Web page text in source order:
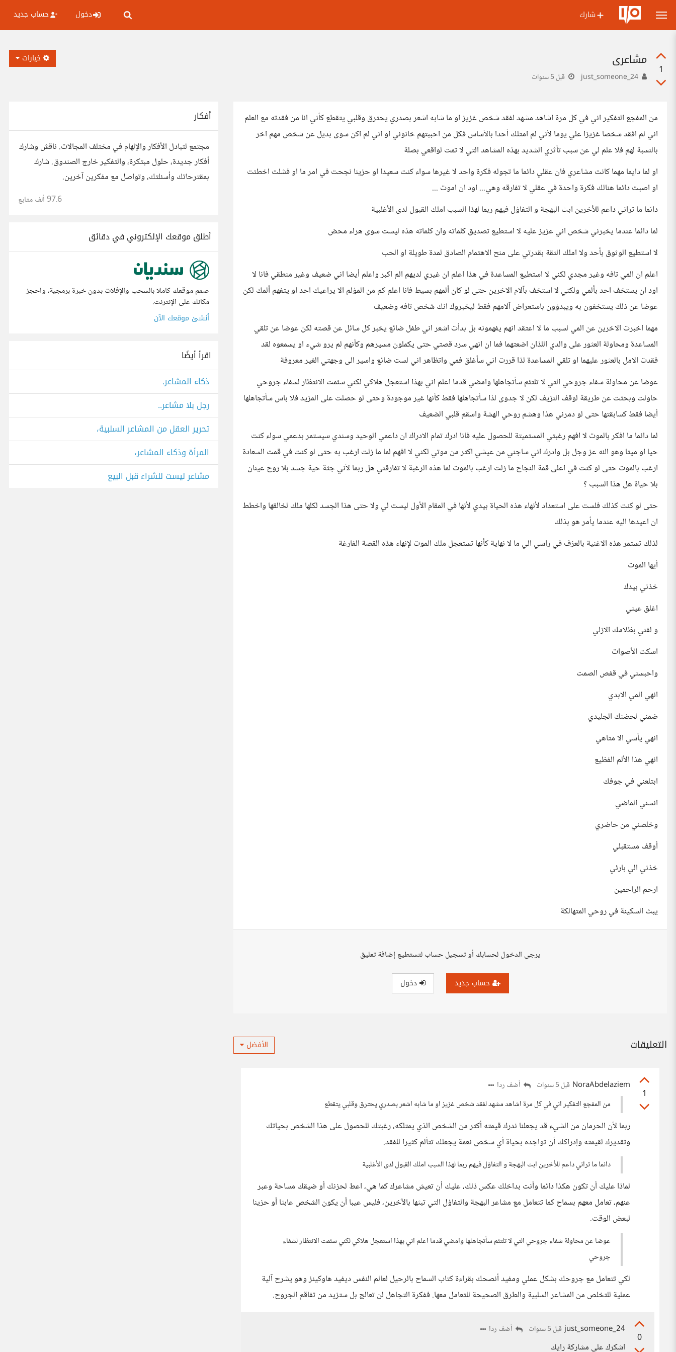
شارك دخول حساب جديد
1
مشاعري
قبل 5 سنوات
خيارات
من المفجع التفكير اني في كل مرة اشاهد مشهد لفقد شخص غزيز او ما شابه اشعر بصدري يحترق وقلبي يتقطع كأني انا من فقدته مع العلم
اني لم افقد شخصا غزيزا علي يوما لأني لم امتلك أحدا بالأساس فكل من احببتهم خانوني او اني لم اكن سوى بديل عن شخص مهم اخر
بالنسبة لهم فلا علم لي عن سبب تأثري الشديد بهذه المشاهد التي لا تمت لواقعي بصلة
او لما دايما مهما كانت مشاعري فان عقلي دائما ما تجوله فكرة واحد لا غيرها سواء كنت سعيدا او حزينا نجحت في امر ما او فشلت اخطئت
او اصبت دائما هنالك فكرة واحدة في عقلي لا تفارقه وهي... اود ان اموت ...
دائما ما تراني داعم للأخرين ابث البهجة و التفاؤل فيهم ربما لهذا السبب املك القبول لدى الأغلبية
لما دائما عندما يخبرني شخص اني عزيز عليه لا استطيع تصديق كلماته وان كلماته هذه ليست سوى هراء محض
لا استطيع الوثوق بأحد ولا املك الثقة بقدرتي على منح الاهتمام الصادق لمدة طويلة او الحب
اعلم ان المي تافه وغير مجدي لكني لا استطيع المساعدة في هذا اعلم ان غيري لديهم الم اكبر واعلم أيضا اني ضعيف وغير منطقي فانا لا
اود ان يستخف احد بألمي ولكني لا استخف بآلام الاخرين حتى لو كان ألمهم بسيط فانا اعلم كم من المؤلم الا يراعيك احد او يتفهم ألمك لكن
عوضا عن ذلك يستخفون به ويبدؤون باستعراض آلامهم فقط ليخبروك انك شخص تافه وضعيف
مهما اخبرت الاخرين عن المي لسبب ما لا اعتقد انهم يفهمونه بل بدأت اشعر اني طفل ضائع يخبر كل سائل عن قصته لكن عوضا عن تلقي
المساعدة ومحاولة العثور على والدي اللذان اضعتهما فما ان انهي سرد قصتي حتى يكملون مسيرهم وكأنهم لم يرو شيء او يسمعوه لقد
فقدت الامل بالعثور عليهما او تلقي المساعدة لذا قررت اني سأغلق فمي واتظاهر اني لست ضائع واسير الى وجهتي الغير معروفة
عوضا عن محاولة شفاء جروحي التي لا تلتئم سأتجاهلها وامضي قدما اعلم اني بهذا استعجل هلاكي لكني سئمت الانتظار لشفاء جروحي
حاولت وبحثت عن طريقة لوقف النزيف لكن لا جدوى لذا سأتجاهلها فقط كأنها غير موجودة وحتى لو حصلت على المزيد فلا باس سأتجاهلها
أيضا فقط كسابقتها حتى لو دمرني هذا وهشم روحي الهشة واسقم قلبي الضعيف
لما دائما ما افكر بالموت لا افهم رغبتي المستميتة للحصول عليه فانا ادرك تمام الادراك ان داعمي الوحيد وسندي سيستمر بدعمي سواء كنت
حيا او ميتا وهو الله عز وجل بل وادرك اني ساجني من عيشي اكثر من موتي لكني لا افهم لما ما زلت ارغب به حتى لو كنت في قمت السعادة
ارغب بالموت حتى لو كنت في اعلى قمة النجاح ما زلت ارغب بالموت لما هذه الرغبة لا تفارقني هل ربما لأني جثة حية جسد بلا روح عينان
بلا حياة هل هذا السبب ؟
حتى لو كنت كذلك فلست على استعداد لأنهاء هذه الحياة بيدي لأنها في المقام الأول ليست لي ولا حتى هذا الجسد لكلها ملك لخالقها واخطط
ان اعيدها اليه عندما يأمر هو بذلك
لذلك تستمر هذه الاغنية بالعزف في راسي الي ما لا نهاية كأنها تستعجل ملك الموت لإنهاء هذه القصة الفارغة
أيها الموت
خذني بيدك
اغلق عيني
و لفني بظلامك الازلي
اسكت الأصوات
واحبسني في قفص الصمت
انهي المي الابدي
ضمني لحضنك الجليدي
انهي يأسي الا متاهي
انهي هذا الألم الفظيع
ابتلعني في جوفك
انسني الماضي
وخلصني من حاضري
أوقف مستقبلي
خذني الي بارئي
ارحم الراحمين
يبث السكينة في روحي المتهالكة
يرجى الدخول لحسابك أو تسجيل حساب لتستطيع إضافة تعليق
حساب جديد دخول
التعليقات الأفضل
1
NoraAbdelaziem قبل 5 سنوات
أضف ردا
من المفجع التفكير اني في كل مرة اشاهد مشهد لفقد شخص غزيز او ما شابه اشعر بصدري يحترق وقلبي يتقطع
ربما لأن الحرمان من الشيء قد يجعلنا ندرك قيمته أكثر من الشخص الذي يمتلكه، رغبتك للحصول على هذا الشخص بحياتك
وتقديرك لقيمته وإدراكك أن تواجده بحياة أي شخص نعمة يجعلك تتألم كثيرا للفقد.
دائما ما تراني داعم للأخرين ابث البهجة و التفاؤل فيهم ربما لهذا السبب املك القبول لدى الأغلبية
لماذا عليك أن تكون هكذا دائما وأنت بداخلك عكس ذلك، عليك أن تعيش مشاعرك كما هي، اعط لحزنك أو ضيقك مساحة وعبر
عنهم، تعامل معهم بسماح كما تتعامل مع مشاعر البهجة والتفاؤل التي تبثها بالآخرين، فليس عيبا أن يكون الشخص عابثا أو حزينا
لبعض الوقت.
عوضا عن محاولة شفاء جروحي التي لا تلتئم سأتجاهلها وامضي قدما اعلم اني بهذا استعجل هلاكي لكني سئمت الانتظار لشفاء
جروحي
لكي تتعامل مع جروحك بشكل عملي ومفيد أنصحك بقراءة كتاب السماح بالرحيل لعالم النفس ديفيد هاوكينز وهو يشرح آلية
عملية للتخلص من المشاعر السلبية والطرق الصحيحة للتعامل معها. ففكرة التجاهل لن تعالج بل ستزيد من تفاقم الجروح.
0
just_someone_24 قبل 5 سنوات أضف ردا
اشكرك على مشاركة رايك
أفكار
مجتمع لتبادل الأفكار والإلهام في مختلف المجالات. ناقش وشارك
أفكار جديدة، حلول مبتكرة، والتفكير خارج الصندوق. شارك
بمقترحاتك وأسئلتك، وتواصل مع مفكرين آخرين.
97.6 ألف متابع
أطلق موقعك الإلكتروني في دقائق
صمم موقعك كاملا بالسحب والإفلات بدون خبرة برمجية، واحجز
مكانك على الإنترنت.
أنشئ موقعك الآن
اقرأ أيضًا
ذكاء المشاعر.
رجل بلا مشاعر..
تحرير العقل من المشاعر السلبية،
المرأة وذكاء المشاعر،
مشاعر ليست للشراء قبل البيع